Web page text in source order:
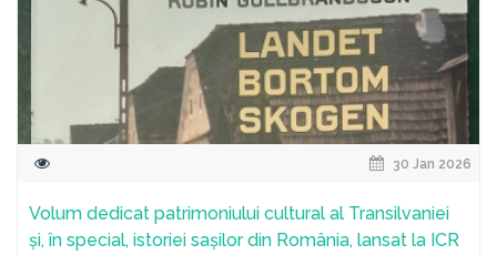
30 Jan 2026
Volum dedicat patrimoniului cultural al Transilvaniei
și, în special, istoriei sașilor din România, lansat la ICR